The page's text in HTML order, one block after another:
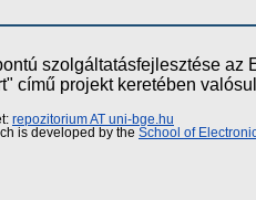
szolgáltatásfejlesztése
című projekt keretében
repozitorium AT uni-bge.hu
is developed by the School of